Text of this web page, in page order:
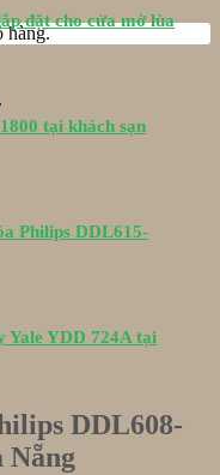
hàng.
đặt cho cửa mở lùa
tại khách sạn
Philips DDL615-
Yale YDD 724A tại
DDL608-
Nẵng